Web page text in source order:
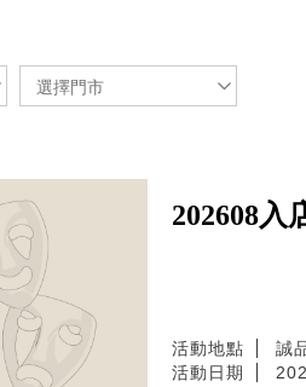
選擇門市
202608
活動地點
誠
活動日期